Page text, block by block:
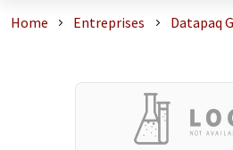
Home Entreprises Datapaq